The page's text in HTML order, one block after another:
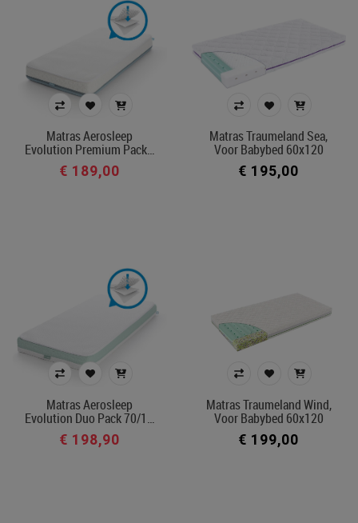
Matras Aerosleep
Evolution Premium Pack…
€ 189,00
Matras Traumeland Sea,
Voor Babybed 60x120
€ 195,00
Matras Aerosleep
Evolution Duo Pack 70/1…
€ 198,90
Matras Traumeland Wind,
Voor Babybed 60x120
€ 199,00